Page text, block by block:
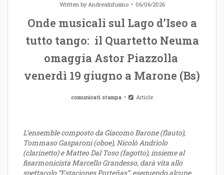
Written byAndreaInfusino 06/06/2026
Onde musicali sul Lago d’Iseo a
tutto tango: il Quartetto Neuma
omaggia Astor Piazzolla
venerdì 19 giugno a Marone (Bs)
comunicati stampa Article
L’ensemble composto da Giacomo Barone (flauto),
Tommaso Gasparoni (oboe), Nicolò Andriolo
(clarinetto) e Matteo Dal Toso (fagotto), insieme al
fisarmonicista Marcello Grandesso, darà vita allo
spettacolo “Estaciones Porteñas”, eseguendo alcune